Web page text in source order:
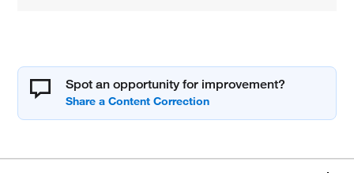
Spot an opportunity for improvement?